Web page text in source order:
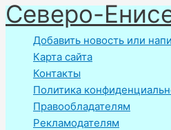
Перейти
к
содержимому
Северо-
Добавить новость или
Карта сайта
Контакты
Политика
Правообладателям
Рекламодателям